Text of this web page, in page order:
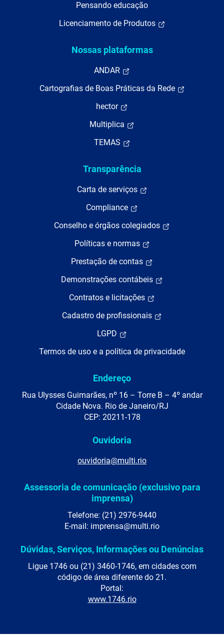
Pensando educação
Licenciamento de Produtos
Nossas plataformas
ANDAR
Cartografias de Boas Práticas da Rede
hector
Multiplica
TEMAS
Transparência
Carta de serviços
Compliance
Conselho e órgãos colegiados
Políticas e normas
Prestação de contas
Demonstrações contábeis
Contratos e licitações
Cadastro de profissionais
LGPD
Termos de uso e a política de privacidade
Endereço
Rua Ulysses Guimarães, nº 16 – Torre B – 4º andar
Cidade Nova. Rio de Janeiro/RJ
CEP: 20211-178
Ouvidoria
ouvidoria@multi.rio
Assessoria de comunicação (exclusivo para
imprensa)
Telefone: (21) 2976-9440
E-mail: imprensa@multi.rio
Dúvidas, Serviços, Informações ou Denúncias
Ligue 1746 ou (21) 3460-1746, em cidades com
código de área diferente do 21.
Portal:
www.1746.rio